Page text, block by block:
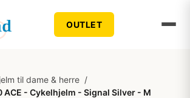
OUTLET
til dame & herre /
ACE - Cykelhjelm - Signal Silver - M